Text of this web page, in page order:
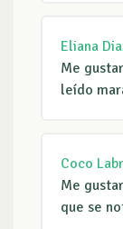
Eliana
Me
leído
Coco
Me
que se